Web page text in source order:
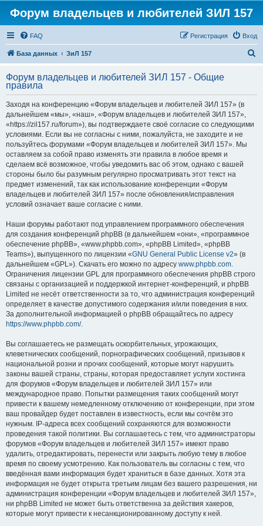
Форум владельцев и любителей ЗИЛ 157
FAQ Вход
Регистрация
База данных ЗиЛ 157
с
Форум владельцев и любителей ЗИЛ 157 - Общие
правила
Заходя на конференцию «Форум владельцев и любителей ЗИЛ 157» (в
дальнейшем «мы», «наш», «Форум владельцев и любителей ЗИЛ 157»,
«https://zil157.ru/forum»), вы подтверждаете своё согласие со следующими
условиями. Если вы не согласны с ними, пожалуйста, не заходите и не
пользуйтесь форумами «Форум владельцев и любителей ЗИЛ 157». Мы
оставляем за собой право изменять эти правила в любое время и
сделаем всё возможное, чтобы уведомить вас об этом, однако с вашей
стороны было бы разумным регулярно просматривать этот текст на
предмет изменений, так как использование конференции «Форум
владельцев и любителей ЗИЛ 157» после обновления/исправления
условий означает ваше согласие с ними.
Наши форумы работают под управлением программного обеспечения
для создания конференций phpBB (в дальнейшем «они», «программное
обеспечение phpBB», «www.phpbb.com», «phpBB Limited», «phpBB
Teams»), выпущенного по лицензии «GNU General Public License v2» (в
дальнейшем «GPL»). Скачать его можно по адресу www.phpbb.com.
Ограничения лицензии GPL для программного обеспечения phpBB строго
связаны с организацией и поддержкой интернет-конференций, и phpBB
Limited не несёт ответственности за то, что администрация конференций
определяет в качестве допустимого содержания и/или поведения в них.
За дополнительной информацией о phpBB обращайтесь по адресу
https://www.phpbb.com/.
Вы соглашаетесь не размещать оскорбительных, угрожающих,
клеветнических сообщений, порнографических сообщений, призывов к
национальной розни и прочих сообщений, которые могут нарушить
законы вашей страны, страны, которая предоставляет услуги хостинга
для форумов «Форум владельцев и любителей ЗИЛ 157» или
международное право. Попытки размещения таких сообщений могут
привести к вашему немедленному отключению от конференции, при этом
ваш провайдер будет поставлен в известность, если мы сочтём это
нужным. IP-адреса всех сообщений сохраняются для возможности
проведения такой политики. Вы соглашаетесь с тем, что администраторы
форумов «Форум владельцев и любителей ЗИЛ 157» имеют право
удалить, отредактировать, перенести или закрыть любую тему в любое
время по своему усмотрению. Как пользователь вы согласны с тем, что
введённая вами информация будет храниться в базе данных. Хотя эта
информация не будет открыта третьим лицам без вашего разрешения, ни
администрация конференции «Форум владельцев и любителей ЗИЛ 157»,
ни phpBB Limited не может быть ответственна за действия хакеров,
которые могут привести к несанкционированному доступу к ней.